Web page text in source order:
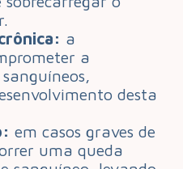
a
a
desta
em casos graves de
uma queda